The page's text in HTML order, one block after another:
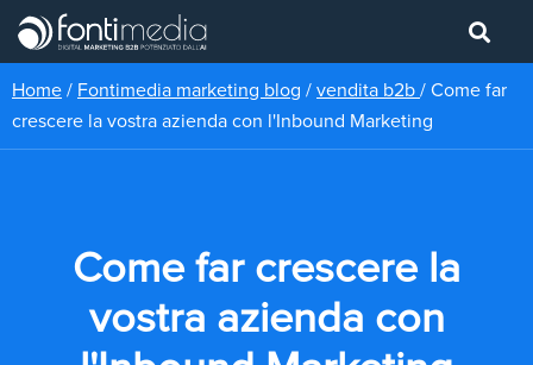
Home / Fontimedia marketing blog / vendita b2b / Come far
crescere la vostra azienda con l'Inbound Marketing
Come far crescere la
vostra azienda con